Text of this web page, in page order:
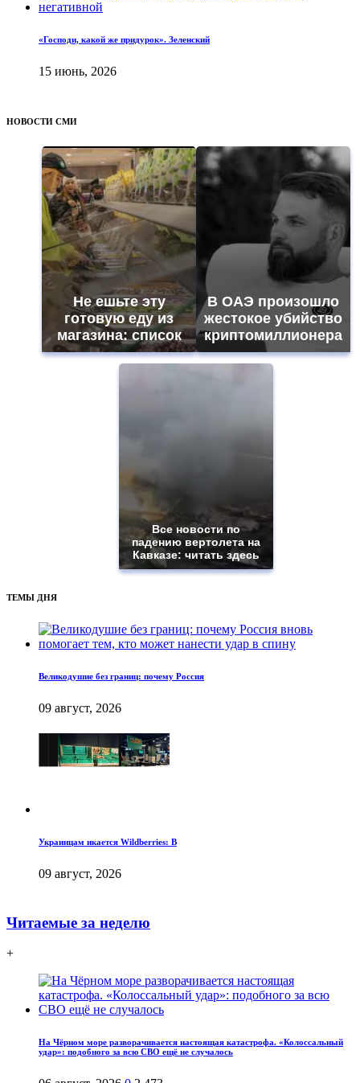
«Господи, какой же придурок». Зеленский
15 июнь, 2026
НОВОСТИ СМИ
Не ешьте эту
готовую еду из
магазина: список
В ОАЭ произошло
жестокое убийство
криптомиллионера
Все новости по
падению вертолета на
Кавказе: читать здесь
ТЕМЫ ДНЯ
Великодушие без границ: почему Россия
09 август, 2026
Украинцам икается Wildberries: В
09 август, 2026
Читаемые за неделю
+
На Чёрном море разворачивается настоящая катастрофа. «Колоссальный
удар»: подобного за всю СВО ещё не случалось